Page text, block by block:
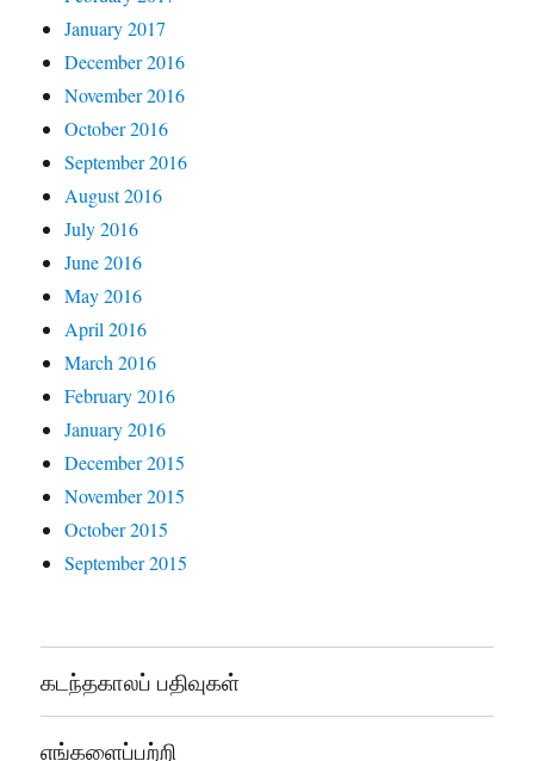
January 2017
December 2016
November 2016
October 2016
September 2016
August 2016
July 2016
June 2016
May 2016
April 2016
March 2016
February 2016
January 2016
December 2015
November 2015
October 2015
September 2015
கடந்தகாலப் பதிவுகள்
எங்களைப்பற்றி